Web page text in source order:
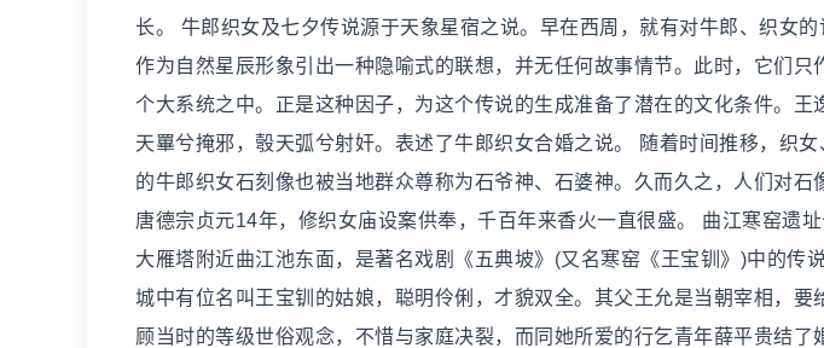
长。 牛郎织女及七夕传说源于天象星宿之说。早在西周，就有对牛郎、织女
作为自然星辰形象引出一种隐喻式的联想，并无任何故事情节。此时，它们只
个大系统之中。正是这种因子，为这个传说的生成准备了潜在的文化条件。王
天罼兮掩邪，彀天弧兮射奸。表述了牛郎织女合婚之说。 随着时间推移，织
的牛郎织女石刻像也被当地群众尊称为石爷神、石婆神。久而久之，人们对石
唐德宗贞元14年，修织女庙设案供奉，千百年来香火一直很盛。 曲江寒窑遗
大雁塔附近曲江池东面，是著名戏剧《五典坡》(又名寒窑《王宝钏》)中的传
城中有位名叫王宝钏的姑娘，聪明伶俐，才貌双全。其父王允是当朝宰相，要
顾当时的等级世俗观念，不惜与家庭决裂，而同她所爱的行乞青年薛平贵结了